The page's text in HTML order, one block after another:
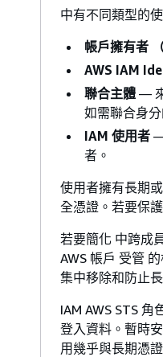
中有不同類型的
帳戶擁有者
AWS IAM
聯合主體 —
如需聯合身
IAM 使用者
者。
使用者擁有長期
全憑證。若要保
若要簡化 中跨成
AWS 帳戶 受管
集中移除和防止
IAM AWS STS
登入資料。暫時
用幾乎與長期憑